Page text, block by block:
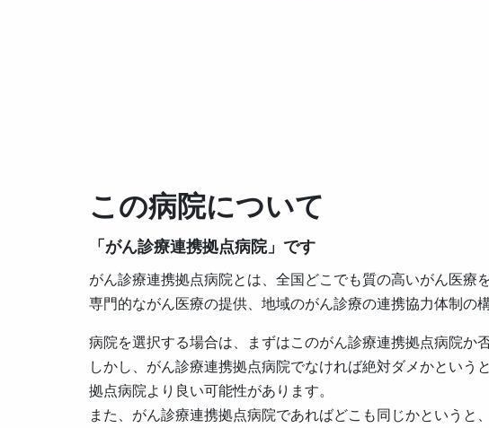
この病院について
「がん診療連携拠点病院」です
がん診療連携拠点病院とは、全国どこでも質の高いがん医療
専門的ながん医療の提供、地域のがん診療の連携協力体制の
病院を選択する場合は、まずはこのがん診療連携拠点病院か
しかし、がん診療連携拠点病院でなければ絶対ダメかとい
拠点病院より良い可能性があります。
また、がん診療連携拠点病院であればどこも同じかという